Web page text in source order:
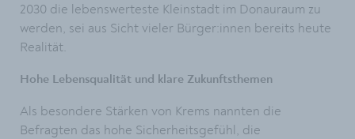
2030 die lebenswerteste Kleinstadt im Donauraum zu
werden, sei aus Sicht vieler Bürger:innen bereits heute
Realität.
Hohe Lebensqualität und klare Zukunftsthemen
Als besondere Stärken von Krems nannten die
Befragten das hohe Sicherheitsgefühl, die